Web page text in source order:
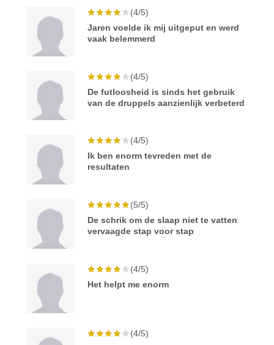
(4/5)
Jaren voelde ik mij uitgeput en werd
vaak belemmerd
(4/5)
De futloosheid is sinds het gebruik
van de druppels aanzienlijk verbeterd
(4/5)
Ik ben enorm tevreden met de
resultaten
(5/5)
De schrik om de slaap niet te vatten
vervaagde stap voor stap
(4/5)
Het helpt me enorm
(4/5)